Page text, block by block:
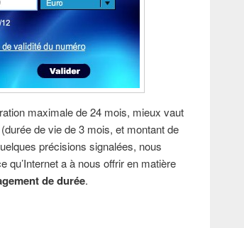
maximale de 24 mois, mieux vaut
(durée de vie de 3 mois, et montant de
précisions signalées, nous
qu’Internet a à nous offrir en matière
de durée.